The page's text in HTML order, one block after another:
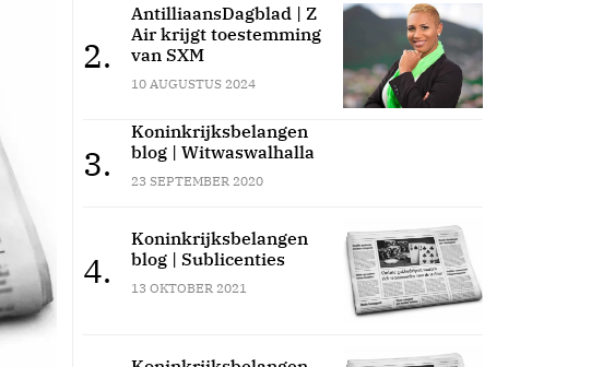
2.
AntilliaansDagblad | Z
Air krijgt toestemming
van SXM
10 AUGUSTUS 2024
3.
Koninkrijksbelangen
blog | Witwaswalhalla
23 SEPTEMBER 2020
4.
Koninkrijksbelangen
blog | Sublicenties
13 OKTOBER 2021